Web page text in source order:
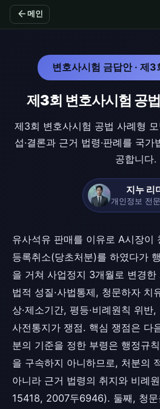
arrow_back 메인
변호사시험 금답안 · 제
제3회 변호사시험 공
제3회 변호사시험 공법 사례형
섭·결론과 근거 법령·판례를 국
공합니다.
지누 리
개인정보 전
유사석유 판매를 이유로 A시장이
등록취소(당초처분)를 하였다가
을 거쳐 사업정지 3개월로 변경
법적 성질·사법통제, 청문하자 치
상·제소기간, 평등·비례원칙 위반
사전통지가 쟁점. 핵심 쟁점은 다
분의 기준을 정한 부령은 행정규
을 구속하지 아니하므로, 처분의
아니라 근거 법령의 취지와 비례
15418, 2007두6946). 둘째, 청